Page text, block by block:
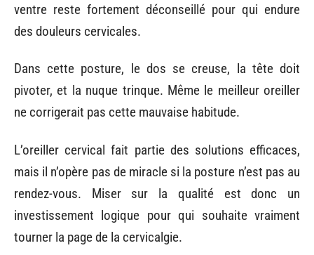
ventre reste fortement déconseillé pour qui endure
des douleurs cervicales.
Dans cette posture, le dos se creuse, la tête doit
pivoter, et la nuque trinque. Même le meilleur oreiller
ne corrigerait pas cette mauvaise habitude.
L’oreiller cervical fait partie des solutions efficaces,
mais il n’opère pas de miracle si la posture n’est pas au
rendez-vous. Miser sur la qualité est donc un
investissement logique pour qui souhaite vraiment
tourner la page de la cervicalgie.